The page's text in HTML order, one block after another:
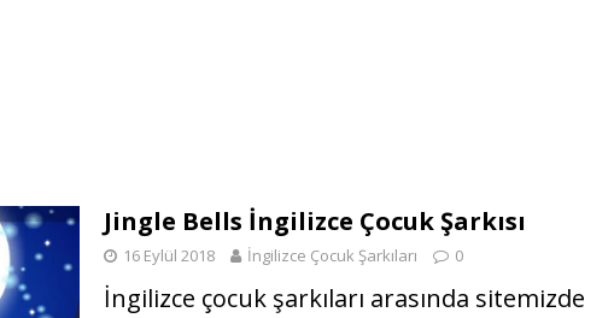
Jingle Bells İngilizce Çocuk Şarkısı
16 Eylül 2018 İngilizce Çocuk Şarkıları 0
İngilizce çocuk şarkıları arasında sitemizde